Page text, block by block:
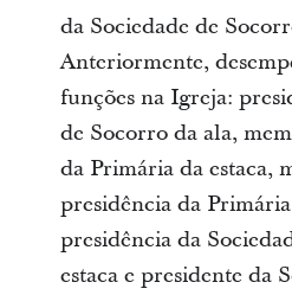
da Sociedade de
Anteriormente,
funções na Igreja:
de Socorro da ala,
da Primária da estaca,
presidência da
presidência da
estaca e presidente da